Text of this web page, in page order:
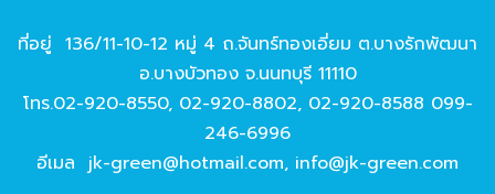
ที่อยู่ 136/11-10-12 หมู่ 4 ถ.จันทร์ทองเอี่ยม ต.บางรักพัฒนา
อ.บางบัวทอง จ.นนทบุรี 11110
โทร.02-920-8550, 02-920-8802, 02-920-8588 099-
246-6996
อีเมล jk-green@hotmail.com, info@jk-green.com